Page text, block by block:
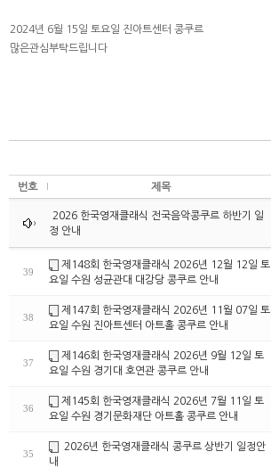
2024년 6월 15일 토요일 진아트센터 콩쿠르
많은관심부탁드립니다
번호 제목
2026 한국영재클래식 전국음악콩쿠르 하반기 일
정 안내
39
제148회 한국영재클래식 2026년 12월 12일 토
요일 수원 성균관대 대강당 콩쿠르 안내
38
제147회 한국영재클래식 2026년 11월 07일 토
요일 수원 진아트센터 아트홀 콩쿠르 안내
37
제146회 한국영재클래식 2026년 9월 12일 토
요일 수원 경기대 호연관 콩쿠르 안내
36
제145회 한국영재클래식 2026년 7월 11일 토
요일 수원 경기문화재단 아트홀 콩쿠르 안내
35
2026년 한국영재클래식 콩쿠르 상반기 일정안
내